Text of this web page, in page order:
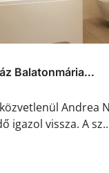
Balatonmária...
Andrea
igazol vissza. A